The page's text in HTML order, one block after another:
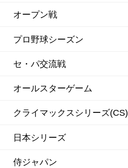
オープン戦
プロ野球シーズン
セ・パ交流戦
オールスターゲーム
クライマックスシリーズ(CS)
日本シリーズ
侍ジャパン